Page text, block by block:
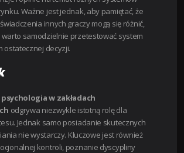
Ważne jest jednak, aby pamiętać, że
innych graczy mogą się różnić,
samodzielnie przetestować system
ostatecznej decyzji.
psychologia w zakładach
odgrywa niezwykle istotną rolę dla
Jednak samo posiadanie skutecznych
nie wystarczy. Kluczowe jest również
kontroli, poznanie dyscypliny